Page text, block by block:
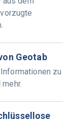
Geotab
zu